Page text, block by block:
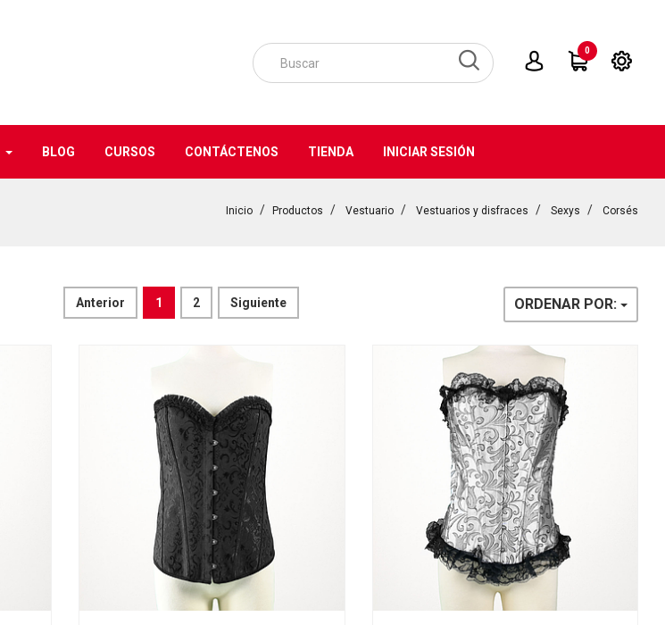
0
BLOG CURSOS CONTÁCTENOS TIENDA INICIAR SESIÓN
Inicio Productos Vestuario Vestuarios y disfraces Sexys Corsés
Anterior 1 2 Siguiente ORDENAR POR: